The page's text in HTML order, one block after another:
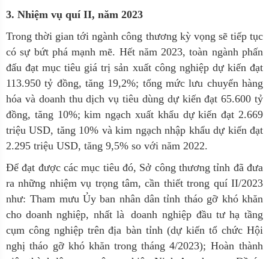
3. Nhiệm vụ quí II, năm 2023
Trong thời gian tới ngành công thương kỳ vọng sẽ tiếp tục
có sự bứt phá mạnh mẽ. Hết năm 2023, toàn ngành phấn
đấu đạt mục tiêu giá trị sản xuất công nghiệp dự kiến đạt
113.950 tỷ đồng, tăng 19,2%; tổng mức lưu chuyển hàng
hóa và doanh thu dịch vụ tiêu dùng dự kiến đạt 65.600 tỷ
đồng, tăng 10%; kim ngạch xuất khẩu dự kiến đạt 2.669
triệu USD, tăng 10% và kim ngạch nhập khẩu dự kiến đạt
2.295 triệu USD, tăng 9,5% so với năm 2022.
Để đạt được các mục tiêu đó, Sở công thương tỉnh đã đưa
ra những nhiệm vụ trọng tâm, cần thiết trong quí II/2023
như: Tham mưu Ủy ban nhân dân tỉnh tháo gỡ khó khăn
cho doanh nghiệp, nhất là doanh nghiệp đầu tư hạ tầng
cụm công nghiệp trên địa bàn tỉnh (dự kiến tổ chức Hội
nghị tháo gỡ khó khăn trong tháng 4/2023); Hoàn thành